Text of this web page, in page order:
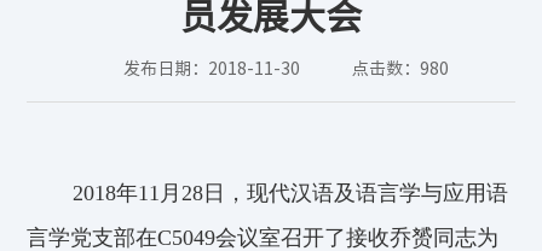
员发展大会
发布日期：2018-11-30 点击数： 980
2018年11 月 28日，现代汉语及语言学与应用语
言学党支部在C5049会议室召开了接收乔赟同志为